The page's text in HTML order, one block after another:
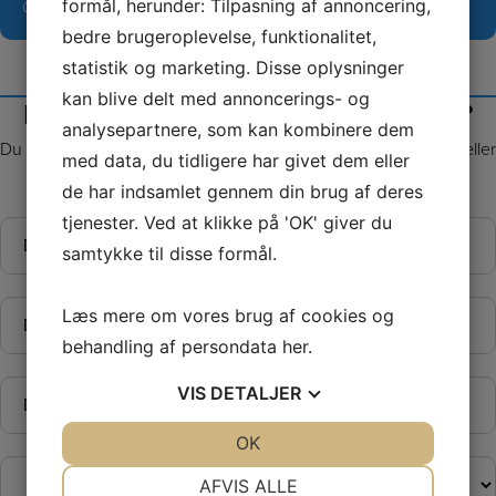
CVR: 29576424
I tvivl om hold, tilmelding eller andet?
Du er altid velkommen til at kontakte os på telefon 22456481, eller
via formularen herunder.
mail
formål, herunder: Tilpasning af annoncering,
bedre brugeroplevelse, funktionalitet,
statistik og marketing. Disse oplysninger
kan blive delt med annoncerings- og
analysepartnere, som kan kombinere dem
med data, du tidligere har givet dem eller
de har indsamlet gennem din brug af deres
tjenester. Ved at klikke på 'OK' giver du
samtykke til disse formål.
Læs mere om vores brug af cookies og
behandling af persondata her.
VIS DETALJER
AFVIS ALLE
OK